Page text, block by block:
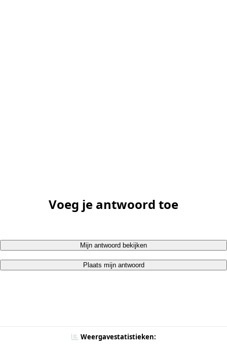
Voeg je antwoord toe
Mijn antwoord bekijken
Plaats mijn antwoord
Weergavestatistieken: